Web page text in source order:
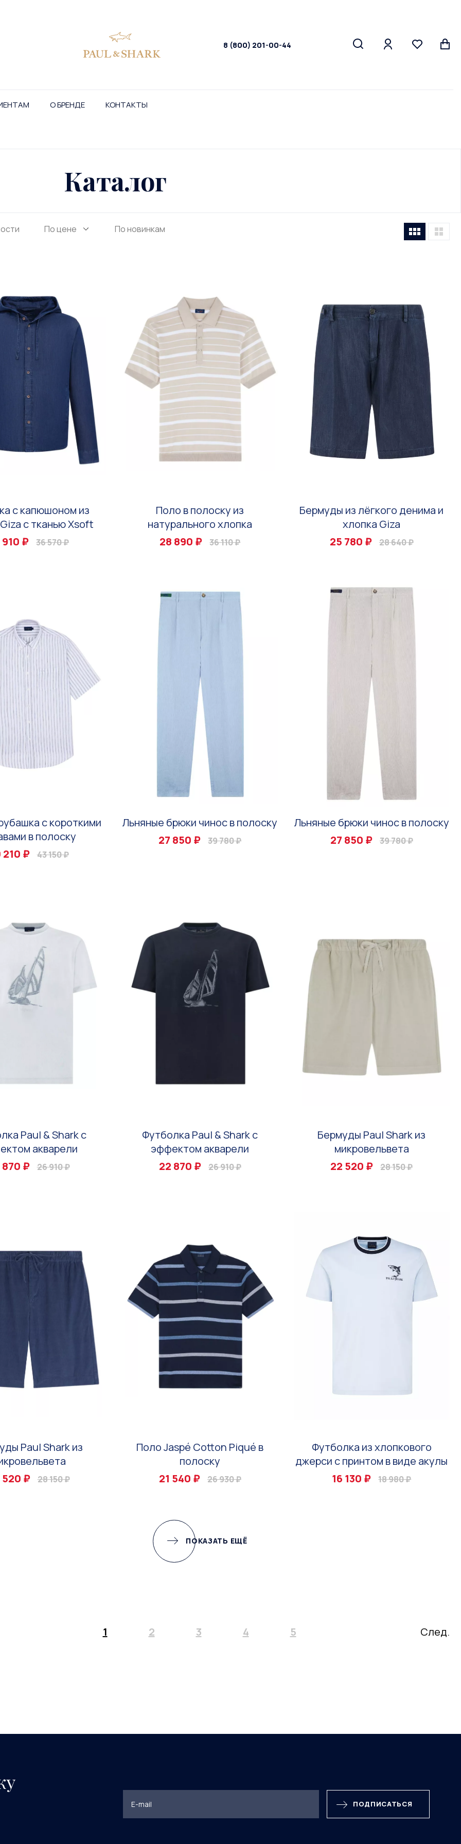
8 (800) 201-00-44
О БРЕНДЕ КОНТАКТЫ
Каталог
По цене По новинкам
с капюшоном из
с тканью Xsoft
910 ₽
36 570 ₽
Поло в полоску из
натурального хлопка
28 890 ₽
36 110 ₽
Бермуды из лёгкого денима и
хлопка Giza
25 780 ₽
28 640 ₽
с короткими
в полоску
210 ₽
43 150 ₽
Льняные брюки чинос в полоску
27 850 ₽
39 780 ₽
Льняные брюки чинос в полоску
27 850 ₽
39 780 ₽
Paul & Shark с
акварели
₽
26 910 ₽
Футболка Paul & Shark с
эффектом акварели
22 870 ₽
26 910 ₽
Бермуды Paul Shark из
микровельвета
22 520 ₽
28 150 ₽
Paul Shark из
520 ₽
28 150 ₽
Поло Jaspé Cotton Piqué в
полоску
21 540 ₽
26 930 ₽
Футболка из хлопкового
джерси с принтом в виде акулы
16 130 ₽
18 980 ₽
ПОКАЗАТЬ ЕЩЁ
1 2 3 4 5 След.
ПОДПИСАТЬСЯ